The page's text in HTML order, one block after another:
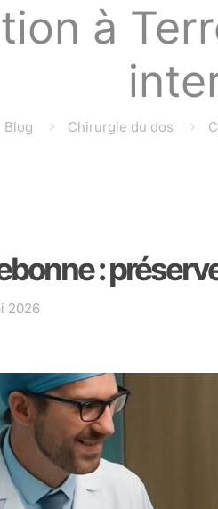
à
Blog Chirurgie du dos
:
2026